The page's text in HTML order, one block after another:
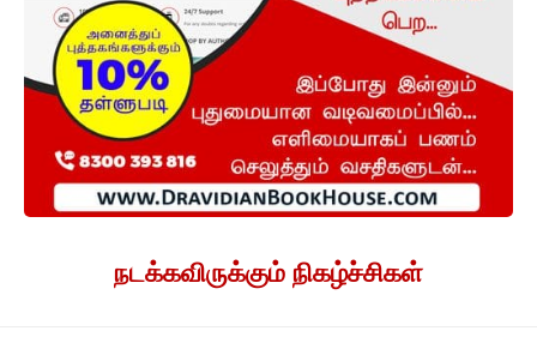
நடக்கவிருக்கும் நிகழ்ச்சிகள்